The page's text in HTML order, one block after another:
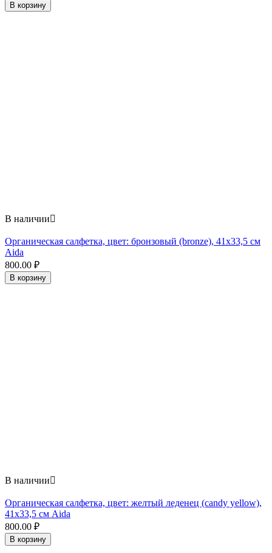
В корзину
В наличии
Органическая салфетка, цвет: бронзовый (bronze), 41x33,5 см
Aida
800.00 ₽
В корзину
В наличии
Органическая салфетка, цвет: желтый леденец (candy yellow),
41x33,5 см Aida
800.00 ₽
В корзину